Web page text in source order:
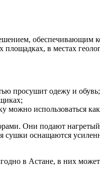
обеспечивающим
в местах
просушит одежу и обувь;
использоваться
Они подают
оснащаются
в Астане, в них